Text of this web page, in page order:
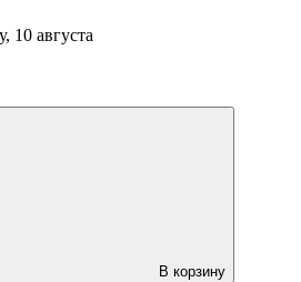
10 августа
В корзину